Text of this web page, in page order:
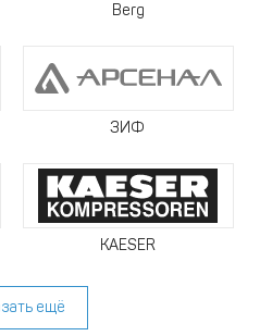
Berg
ЗИФ
KAESER
ещё